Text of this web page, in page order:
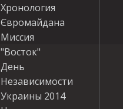
Хронология
Євромайдана
Миссия
"Восток"
День
Независимости
Украины 2014